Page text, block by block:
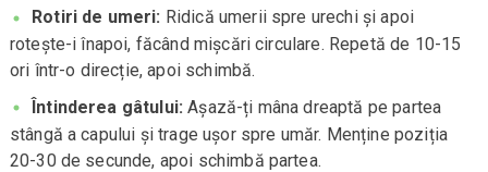
Rotiri de umeri: Ridică umerii spre urechi și apoi
rotește-i înapoi, făcând mișcări circulare. Repetă de 10-15
ori într-o direcție, apoi schimbă.
Întinderea gâtului: Așază-ți mâna dreaptă pe partea
stângă a capului și trage ușor spre umăr. Menține poziția
20-30 de secunde, apoi schimbă partea.